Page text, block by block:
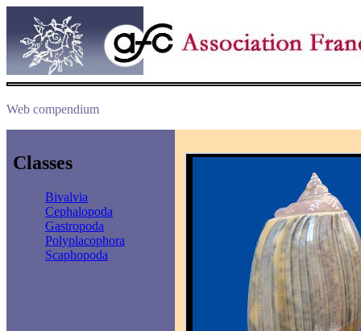
Web compendium
Classes
Bivalvia
Cephalopoda
Gastropoda
Polyplacophora
Scaphopoda